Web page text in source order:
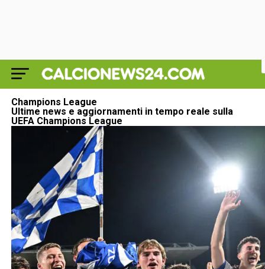
Champions League
Ultime news e aggiornamenti in tempo reale sulla
UEFA Champions League